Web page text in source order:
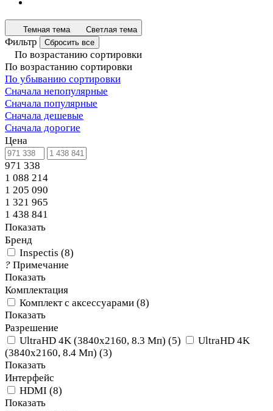
Темная тема Светлая тема
Фильтр Сбросить все
По возрастанию сортировки
По возрастанию сортировки
По убыванию сортировки
Сначала непопулярные
Сначала популярные
Сначала дешевые
Сначала дорогие
Цена
971 338
1 088 214
1 205 090
1 321 965
1 438 841
Показать
Бренд
Inspectis (8)
? Примечание
Показать
Комплектация
Комплект с аксессуарами (8)
Показать
Разрешение
UltraHD 4K (3840х2160, 8.3 Мп) (5)
UltraHD 4K
(3840х2160, 8.4 Мп) (3)
Показать
Интерфейс
HDMI (8)
Показать